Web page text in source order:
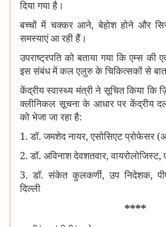
दिया गया है।
बच्चों में चक्कर आने, बेहोश होने और
समस्याएं आ रही हैं।
उपराष्ट्रपति को बताया गया कि एम्स
इस संबंध में कल एलुरु के चिकित्सकों से
केंद्रीय स्वास्थ्य मंत्री ने सूचित किया कि
क्लीनिकल सूचना के आधार पर केंद्रीय
को भेजा जा रहा है:
1.डॉ. जमशेद नायर,एसोसिएट प्रोफेसर (
2.डॉ. अविनाश देवशतवार,वायरोलोजिस्ट,
3.डॉ. संकेत कुलकर्णी, उप निदेशक,
दिल्ली
****